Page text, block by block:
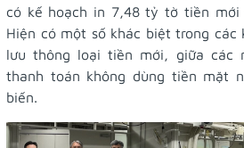
có kế hoạch in 7,48 tỷ tờ tiền mới
Hiện có một số khác biệt trong các
lưu thông loại tiền mới, giữa các
thanh toán không dùng tiền mặt
biến.